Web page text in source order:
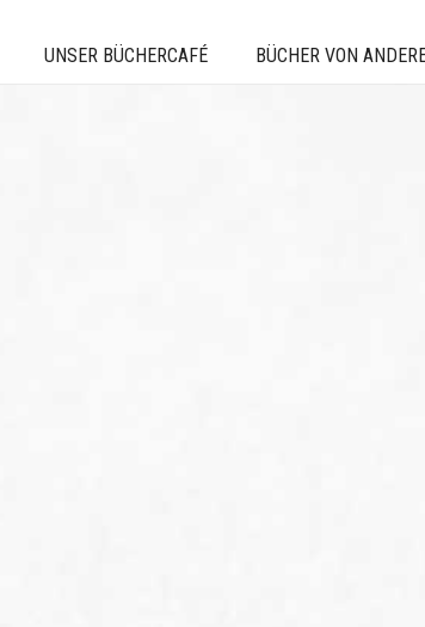
UNSER BÜCHERCAFÉ BÜCHER VON